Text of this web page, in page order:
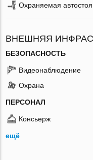
Охраняемая
ВНЕШНЯЯ
БЕЗОПАСНОСТЬ
Видеонаблюдение
Охрана
ПЕРСОНАЛ
Консьерж
ещё